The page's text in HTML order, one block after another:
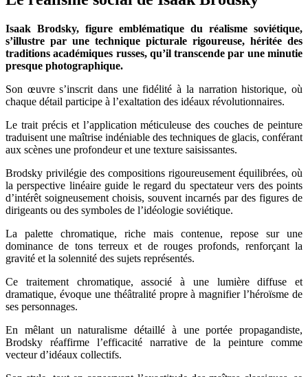
Isaak Brodsky, figure emblématique du réalisme soviétique,
s’illustre par une technique picturale rigoureuse, héritée des
traditions académiques russes, qu’il transcende par une minutie
presque photographique.
Son œuvre s’inscrit dans une fidélité à la narration historique, où
chaque détail participe à l’exaltation des idéaux révolutionnaires.
Le trait précis et l’application méticuleuse des couches de peinture
traduisent une maîtrise indéniable des techniques de glacis, conférant
aux scènes une profondeur et une texture saisissantes.
Brodsky privilégie des compositions rigoureusement équilibrées, où
la perspective linéaire guide le regard du spectateur vers des points
d’intérêt soigneusement choisis, souvent incarnés par des figures de
dirigeants ou des symboles de l’idéologie soviétique.
La palette chromatique, riche mais contenue, repose sur une
dominance de tons terreux et de rouges profonds, renforçant la
gravité et la solennité des sujets représentés.
Ce traitement chromatique, associé à une lumière diffuse et
dramatique, évoque une théâtralité propre à magnifier l’héroïsme de
ses personnages.
En mêlant un naturalisme détaillé à une portée propagandiste,
Brodsky réaffirme l’efficacité narrative de la peinture comme
vecteur d’idéaux collectifs.